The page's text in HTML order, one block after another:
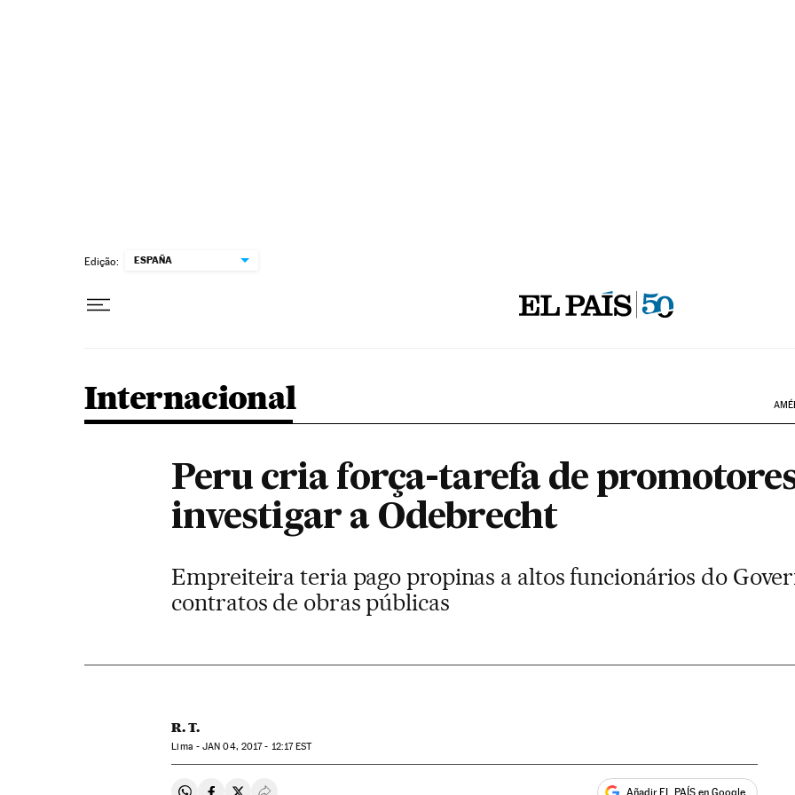
Edição: ESPAÑA
Internacional
Peru cria força-tarefa de
investigar a Odebrecht
Empreiteira teria pago propinas a altos funcionários do
contratos de obras públicas
R. T.
Lima -JAN 04, 2017 - 12:17EST
Añadir EL PAÍS en Google